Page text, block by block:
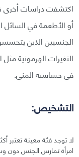
اكتشفت دراسات أخرى
أو الأطعمة في السائل
الجنسيين الذين
التغيرات الهرمونية
في حساسية المني.
التشخيص:
لا توجد فئة معينة تعتبر
امرأة تمارس الجنس دون